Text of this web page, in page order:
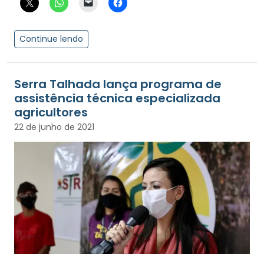
Continue lendo
Serra Talhada lança programa de
assistência técnica especializada
agricultores
22 de junho de 2021